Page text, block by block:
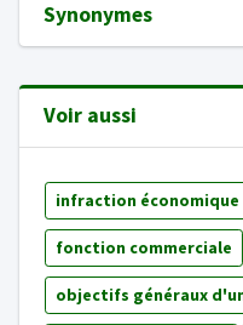
Synonymes
Voir aussi
infraction économique
fonction commerciale
objectifs généraux